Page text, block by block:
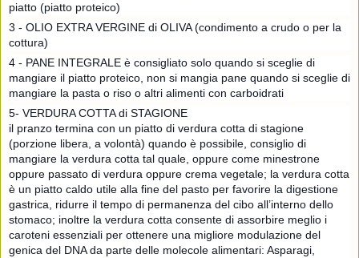
piatto (piatto proteico)
3 - OLIO EXTRA VERGINE di OLIVA (condimento a crudo o per la
cottura)
4 - PANE INTEGRALE è consigliato solo quando si sceglie di
mangiare il piatto proteico, non si mangia pane quando si sceglie di
mangiare la pasta o riso o altri alimenti con carboidrati
5- VERDURA COTTA di STAGIONE
il pranzo termina con un piatto di verdura cotta di stagione
(porzione libera, a volontà) quando è possibile, consiglio di
mangiare la verdura cotta tal quale, oppure come minestrone
oppure passato di verdura oppure crema vegetale; la verdura cotta
è un piatto caldo utile alla fine del pasto per favorire la digestione
gastrica, ridurre il tempo di permanenza del cibo all’interno dello
stomaco; inoltre la verdura cotta consente di assorbire meglio i
caroteni essenziali per ottenere una migliore modulazione del
genica del DNA da parte delle molecole alimentari: Asparagi,